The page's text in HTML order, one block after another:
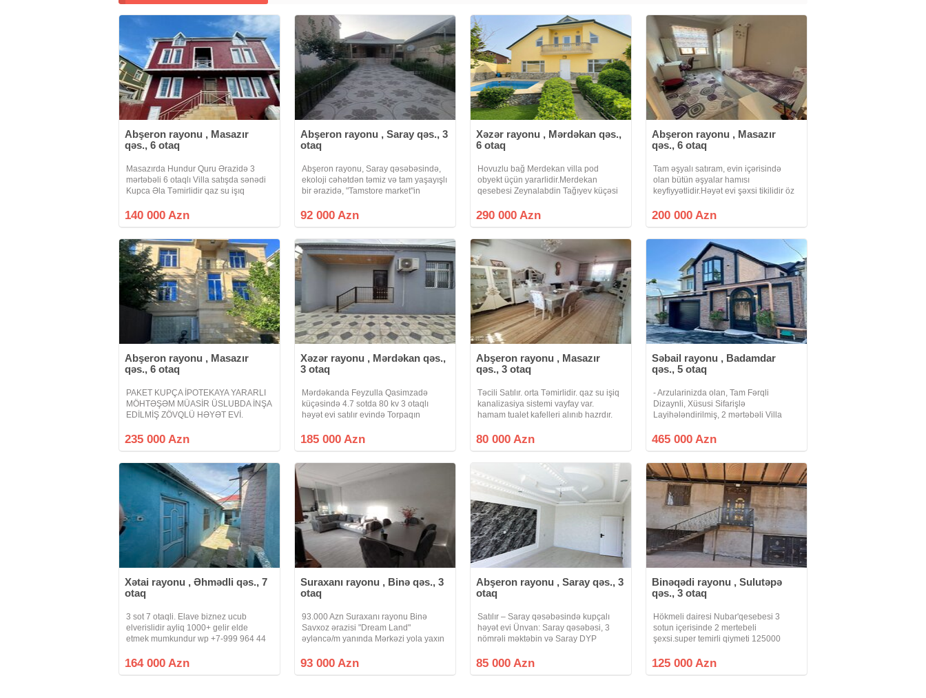
Abşeron rayonu , Masazır
qəs., 6 otaq
Masazırda Hundur Quru Ərazidə 3
mərtəbəli 6 otaqlı Villa satışda sənədi
Kupca Əla Təmirlidir qaz su işıq
140 000 Azn
Abşeron rayonu , Saray qəs., 3
otaq
Abşeron rayonu, Saray qəsəbəsində,
ekoloji cəhətdən təmiz və tam yaşayışlı
bir ərazidə, "Tamstore market"in
olunmuş həyət evi satılır! Ev haqqında
92 000 Azn
Xəzər rayonu , Mərdəkan qəs.,
6 otaq
Hovuzlu bağ Merdekan villa pod
obyekt üçün yararlidir.Merdekan
qesebesi Zeynalabdin Tağıyev küçəsi
temiz hava prestijli ərazi yolun
290 000 Azn
Abşeron rayonu , Masazır
qəs., 6 otaq
Tam əşyalı satıram, evin içərisində
olan bütün əşyalar hamısı
keyfiyyətlidir.Həyət evi şəxsi tikilidir öz
almamışam, alan şəxs istəyə uyğun
200 000 Azn
Abşeron rayonu , Masazır
qəs., 6 otaq
PAKET KUPÇA İPOTEKAYA YARARLI
MÖHTƏŞƏM MÜASİR ÜSLUBDA İNŞA
EDİLMİŞ ZÖVQLÜ HƏYƏT EVİ.
arxasında möhtəşəm müasir üslubda
235 000 Azn
Xəzər rayonu , Mərdəkan qəs.,
3 otaq
Mərdəkanda Feyzulla Qasimzadə
küçəsində 4.7 sotda 80 kv 3 otaqlı
həyət evi satılır evində Torpaqın
daimidi, kamera sistemi, kondisaner
185 000 Azn
Abşeron rayonu , Masazır
qəs., 3 otaq
Təcili Satılır. orta Təmirlidir. qaz su işiq
kanalizasiya sistemi vayfay var.
hamam tualet kafelleri alınıb hazrdır.
satılır.
80 000 Azn
Səbail rayonu , Badamdar
qəs., 5 otaq
- Arzularinizda olan, Tam Fərqli
Dizaynli, Xüsusi Sifarişlə
Layihələndirilmiş, 2 mərtəbəli Villa
Xüsusi Sifarişlə Tikilmiş Villanin -
465 000 Azn
Xətai rayonu , Əhmədli qəs., 7
otaq
3 sot 7 otaqli. Elave biznez ucub
elverislidir ayliq 1000+ gelir elde
etmek mumkundur wp +7-999 964 44
164 000 Azn
Suraxanı rayonu , Binə qəs., 3
otaq
93.000 Azn Suraxanı rayonu Binə
Savxoz ərazisi "Dream Land"
əyləncə/m yanında Mərkəzi yola yaxın
70 kv.m Otaq sayı: 3 ot Sənəd Çıxarış (
93 000 Azn
Abşeron rayonu , Saray qəs., 3
otaq
Satılır – Saray qəsəbəsində kupçalı
həyət evi Ünvan: Saray qəsəbəsi, 3
nömrəli məktəbin və Saray DYP
kupçalı torpaq sahəsi 60.9 kv evin
85 000 Azn
Binəqədi rayonu , Sulutəpə
qəs., 3 otaq
Hökmeli dairesi Nubar'qesebesi 3
sotun içerisinde 2 mertebeli
şexsi.super temirli qiymeti 125000
navesdi
125 000 Azn